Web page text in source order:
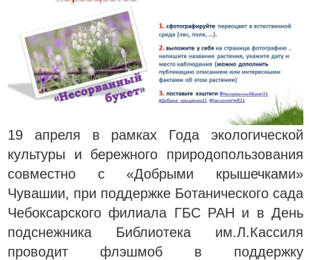
19 апреля в рамках Года экологической
культуры и бережного природопользования
совместно с «Добрыми крышечками»
Чувашии, при поддержке Ботанического сада
Чебоксарского филиала ГБС РАН и в День
подснежника Библиотека им.Л.Кассиля
проводит флэшмоб в поддержку